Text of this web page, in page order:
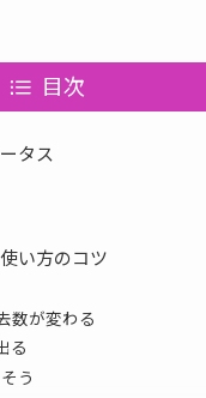
目次
タス
い方のコツ
数が変わる
る
う